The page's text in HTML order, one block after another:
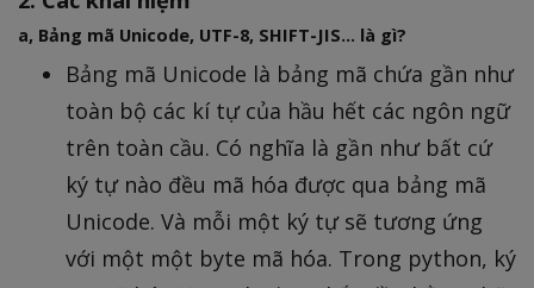
a, Bảng mã Unicode, UTF-8, SHIFT-JIS... là gì?
Bảng mã Unicode là bảng mã chứa gần như
toàn bộ các kí tự của hầu hết các ngôn ngữ
trên toàn cầu. Có nghĩa là gần như bất cứ
ký tự nào đều mã hóa được qua bảng mã
Unicode. Và mỗi một ký tự sẽ tương ứng
với một một byte mã hóa. Trong python, ký